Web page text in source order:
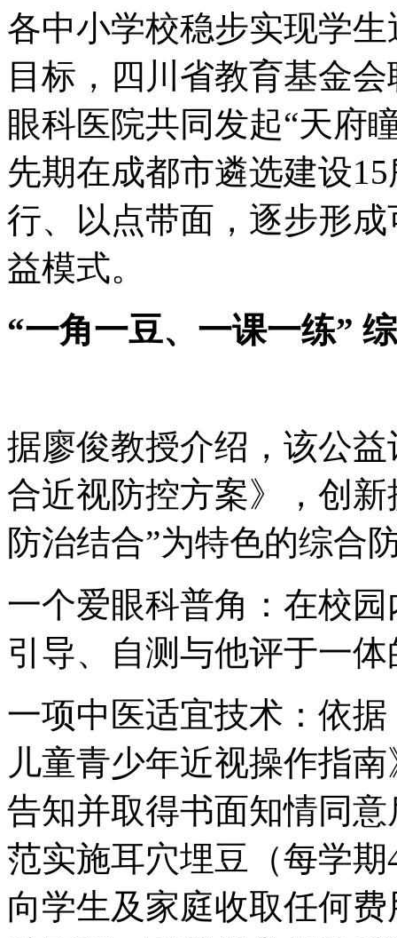
各中小学校稳步实现学
目标，四川省教育基金
眼科医院共同发起“天府
先期在成都市遴选建设
行、以点带面，逐步形
益模式。
“一角一豆、一课一练”
据廖俊教授介绍，该公
合近视防控方案》，创
防治结合”为特色的综合
一个爱眼科普角：在校
引导、自测与他评于一
一项中医适宜技术：依
儿童青少年近视操作指
告知并取得书面知情同
范实施耳穴埋豆（每学
向学生及家庭收取任何